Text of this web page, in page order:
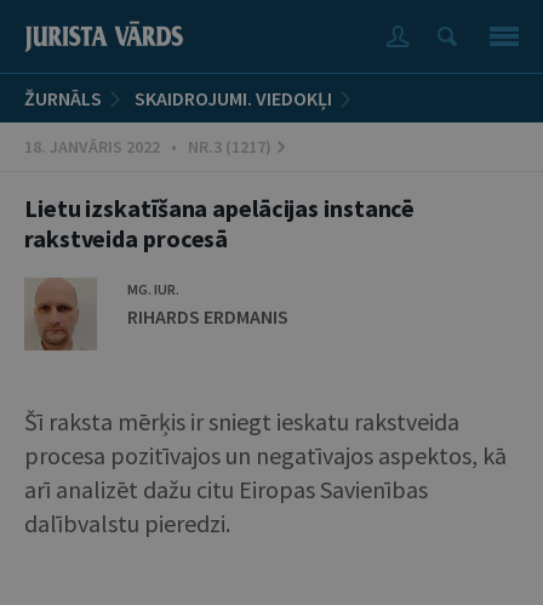
ŽURNĀLS SKAIDROJUMI. VIEDOKĻI
18. JANVĀRIS 2022 • NR.3 (1217)
Lietu izskatīšana apelācijas instancē
rakstveida procesā
MG. IUR.
RIHARDS ERDMANIS
Šī raksta mērķis ir sniegt ieskatu rakstveida
procesa pozitīvajos un negatīvajos aspektos, kā
arī analizēt dažu citu Eiropas Savienības
dalībvalstu pieredzi.